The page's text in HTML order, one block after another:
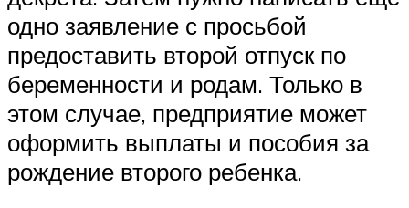
одно заявление с просьбой
предоставить второй отпуск по
беременности и родам. Только в
этом случае, предприятие может
оформить выплаты и пособия за
рождение второго ребенка.